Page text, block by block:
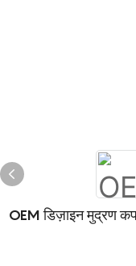
OEM डिज़ाइन मुद्रण